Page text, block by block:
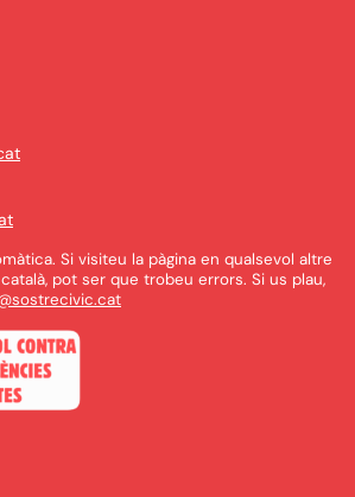
Si visiteu la pàgina en qualsevol altre
pot ser que trobeu errors. Si us plau,